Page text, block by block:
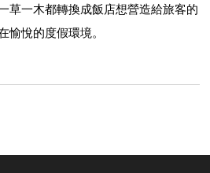
草一木都轉換成飯店想營造給旅客的
愉悅的度假環境。